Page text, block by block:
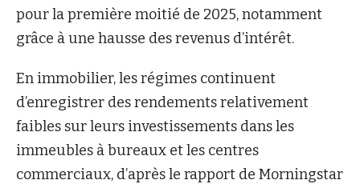
pour la première moitié de 2025, notamment
grâce à une hausse des revenus d’intérêt.
En immobilier, les régimes continuent
d’enregistrer des rendements relativement
faibles sur leurs investissements dans les
immeubles à bureaux et les centres
commerciaux, d’après le rapport de Morningstar